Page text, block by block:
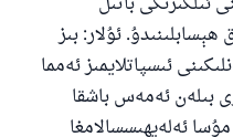
ئۇلار: بىز
ئىسپاتلايمىز ئەمما
بىلەن ئەمەس باشقا
مۇسا ئەلەيھىسسالامغا